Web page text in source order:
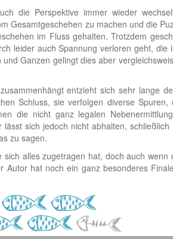
die Perspektive immer wieder
Gesamtgeschehen zu machen und die
im Fluss gehalten. Trotzdem
leider auch Spannung verloren geht, die
Ganzen gelingt dies aber
entzieht sich sehr lange
Schluss, sie verfolgen diverse
die nicht ganz legalen
sich jedoch nicht abhalten,
zu sagen.
alles zugetragen hat, doch auch wenn
Autor hat noch ein ganz besonderes